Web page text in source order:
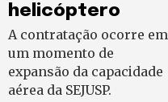
helicóptero
A contratação ocorre em
um momento de
expansão da capacidade
aérea da SEJUSP.